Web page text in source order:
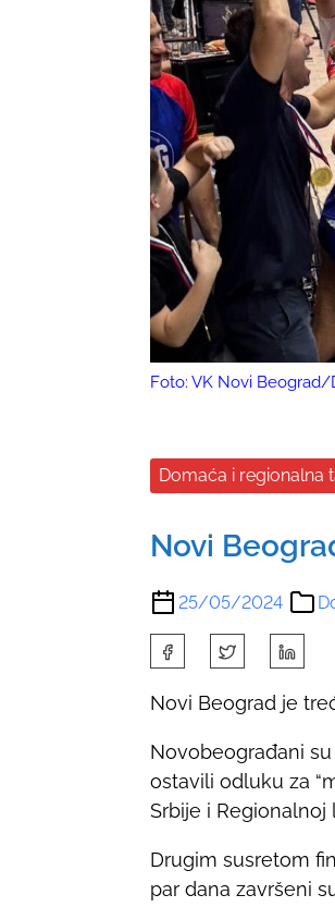
Foto: VK Novi Beograd/
Domaća i regionalna
Novi
25/05/2024
a
e
t
h
i
s
Novi Beograd je
Novobeograđani
ostavili odluku za
Srbije i Regionalnoj
Drugim susretom
par dana završeni